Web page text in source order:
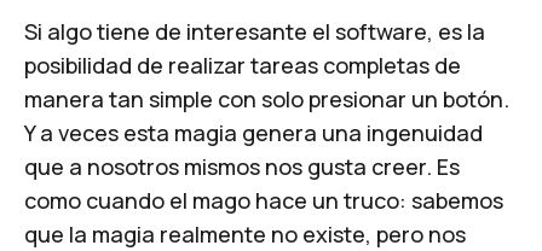
Si algo tiene de interesante el software, es la
posibilidad de realizar tareas completas de
manera tan simple con solo presionar un botón.
Y a veces esta magia genera una ingenuidad
que a nosotros mismos nos gusta creer. Es
como cuando el mago hace un truco: sabemos
que la magia realmente no existe, pero nos